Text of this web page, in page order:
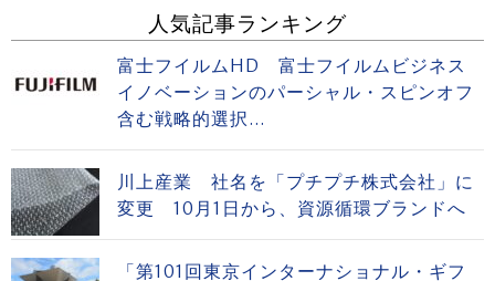
人気記事ランキング
富士フイルムHD 富士フイルムビジネス
イノベーションのパーシャル・スピンオフ
含む戦略的選択...
川上産業 社名を「プチプチ株式会社」に
変更 10月1日から、資源循環ブランドへ
「第101回東京インターナショナル・ギフ